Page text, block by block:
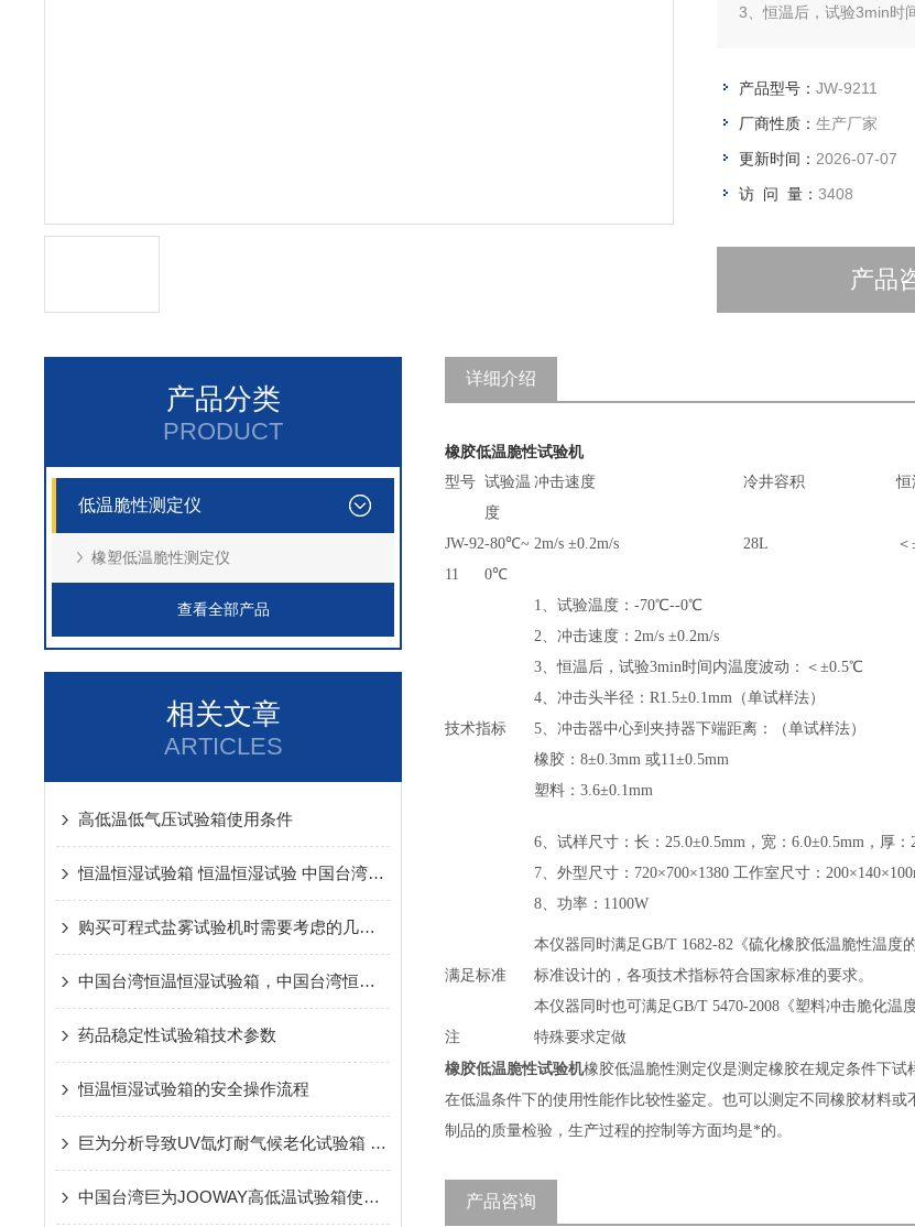
3、恒温后，试验3min时
橡胶：8正负0.3mm 或11
塑料：3.6正负0.1mm
产品型号： JW-9211
厂商性质： 生产厂家
更新时间： 2026-07-07
访 问 量： 3408
产品
产品分类
PRODUCT
低温脆性测定仪
橡塑低温脆性测定仪
查看全部产品
相关文章
ARTICLES
高低温低气压试验箱使用条件
恒温恒湿试验箱 恒温恒湿试验 中国台湾巨为 20年试验仪器厂
购买可程式盐雾试验机时需要考虑的几个方面
中国台湾恒温恒湿试验箱，中国台湾恒温恒湿试验箱，中国台湾恒温恒湿试验箱
药品稳定性试验箱技术参数
恒温恒湿试验箱的安全操作流程
巨为分析导致UV氙灯耐气候老化试验箱 温度无法恒定的原因
中国台湾巨为JOOWAY高低温试验箱使用环境注意事项
详细介绍
橡胶低温脆性试验机
型号 试验温
度
冲击速度 冷井容积 恒
JW-92
11
-80℃~
0℃
2m/s ±0.2m/s 28L
技术指标
1、试验温度：-70℃--0℃
2、冲击速度：2m/s ±0.2m/s
3、恒温后，试验3min时间内温度波动：＜±0.5℃
4、冲击头半径：R1.5±0.1mm（单试样法）
5、冲击器中心到夹持器下端距离：（单试样法）
橡胶：8±0.3mm 或11±0.5mm
塑料：3.6±0.1mm
6、试样尺寸：长：25.0±0.5mm，宽：6.0±0.5mm，厚：
7、外型尺寸：720×700×1380 工作室尺寸：
8、功率：1100W
满足标准
本仪器同时满足GB/T 1682-82《硫化橡胶低温脆性温
标准设计的，各项技术指标符合国家标准的要求。
本仪器同时也可满足GB/T 5470-2008《塑料冲击脆化温
注
特殊要求定做
橡胶低温脆性试验机橡胶低温脆性测定仪是测定橡胶在规定条件下
在低温条件下的使用性能作比较性鉴定。也可以测定不同橡胶材料
制品的质量检验，生产过程的控制等方面均是*的。
产品咨询